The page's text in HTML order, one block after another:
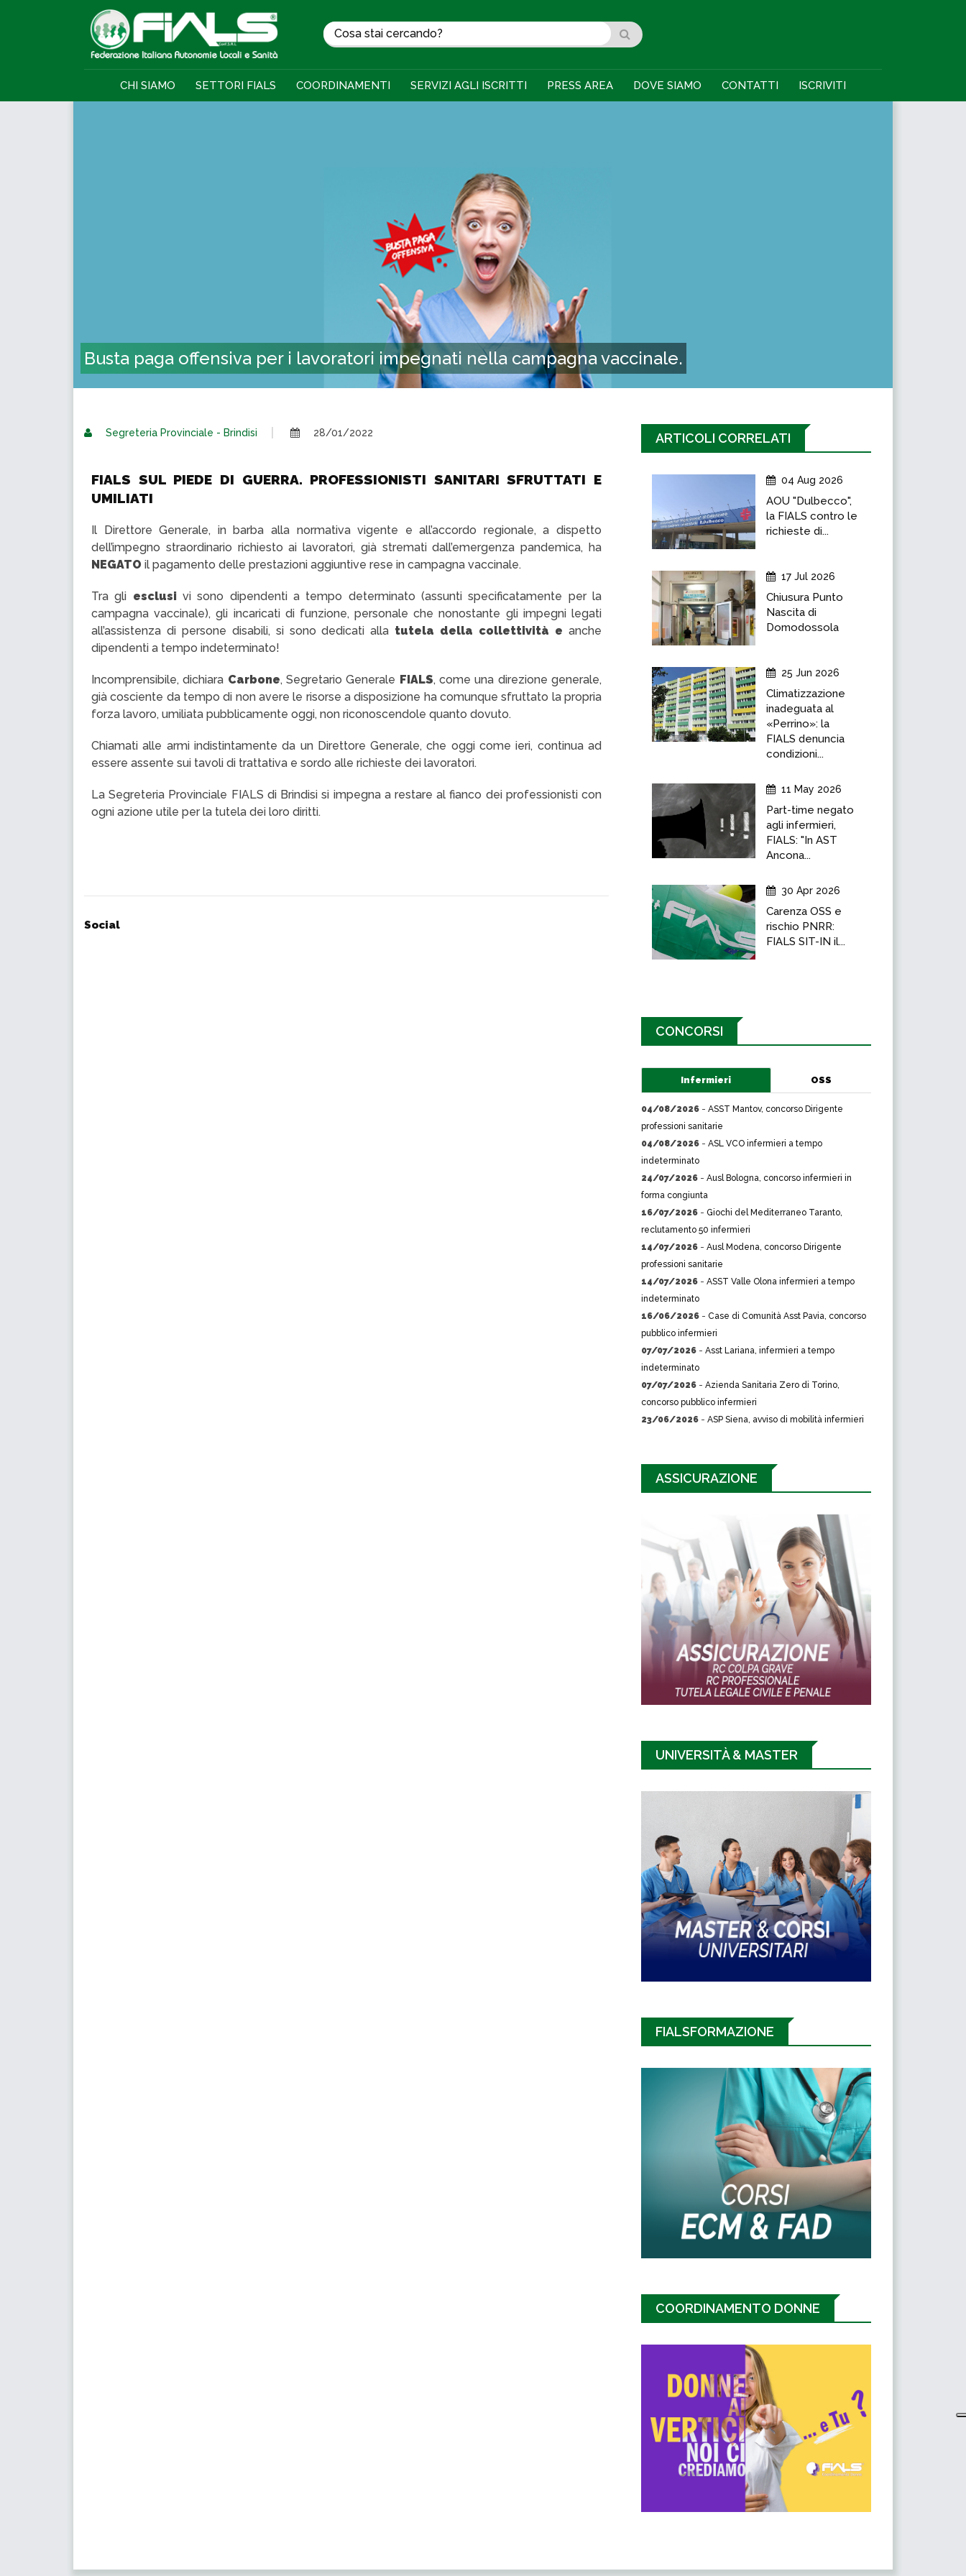
CHI SIAMO SETTORI FIALS COORDINAMENTI SERVIZI AGLI ISCRITTI PRESS AREA DOVE SIAMO CONTATTI ISCRIVITI
Busta paga offensiva per i lavoratori impegnati nella campagna vaccinale.
Segreteria Provinciale - Brindisi 28/01/2022
FIALS SUL PIEDE DI GUERRA. PROFESSIONISTI SANITARI SFRUTTATI E
UMILIATI
Il Direttore Generale, in barba alla normativa vigente e all’accordo regionale, a dispetto
dell’impegno straordinario richiesto ai lavoratori, già stremati dall’emergenza pandemica, ha
NEGATO il pagamento delle prestazioni aggiuntive rese in campagna vaccinale.
Tra gli esclusivi sono dipendenti a tempo determinato (assunti specificatamente per la
campagna vaccinale), gli incaricati di funzione, personale che nonostante gli impegni legati
all’assistenza di persone disabili, si sono dedicati alla tutela della collettività eanche
dipendenti a tempo indeterminato!
Incomprensibile, dichiara Carbone, Segretario Generale FIALS, come una direzione generale,
già cosciente da tempo di non avere le risorse a disposizione ha comunque sfruttato la propria
forza lavoro, umiliata pubblicamente oggi, non riconoscendole quanto dovuto.
Chiamati alle armi indistintamente da un Direttore Generale, che oggi come ieri, continua ad
essere assente sui tavoli di trattativa e sordo alle richieste dei lavoratori.
La Segreteria Provinciale FIALS di Brindisi si impegna a restare al fianco dei professionisti con
ogni azione utile per la tutela dei loro diritti.
Social
ARTICOLI CORRELATI
04 Aug 2026
AOU "Dulbecco",
la FIALS contro le
richieste di...
17 Jul 2026
Chiusura Punto
Nascita di
Domodossola
25 Jun 2026
Climatizzazione
inadeguata al
«Perrino»: la
FIALS denuncia
condizioni...
11 May 2026
Part-time negato
agli infermieri,
FIALS: "In AST
Ancona...
30 Apr 2026
Carenza OSS e
rischio PNRR:
FIALS SIT-IN il...
CONCORSI
Infermieri OSS
04/08/2026 - ASST Mantov, concorso Dirigente
professioni sanitarie
04/08/2026 - ASL VCO infermieri a tempo
indeterminato
24/07/2026 - Ausl Bologna, concorso infermieri in
forma congiunta
16/07/2026 - Giochi del Mediterraneo Taranto,
reclutamento 50 infermieri
14/07/2026 - Ausl Modena, concorso Dirigente
professioni sanitarie
14/07/2026 - ASST Valle Olona infermieri a tempo
indeterminato
16/06/2026 - Case di Comunità Asst Pavia, concorso
pubblico infermieri
07/07/2026 - Asst Lariana, infermieri a tempo
indeterminato
07/07/2026 - Azienda Sanitaria Zero di Torino,
concorso pubblico infermieri
23/06/2026 - ASP Siena, avviso di mobilità infermieri
ASSICURAZIONE
UNIVERSITÀ & MASTER
FIALSFORMAZIONE
COORDINAMENTO DONNE